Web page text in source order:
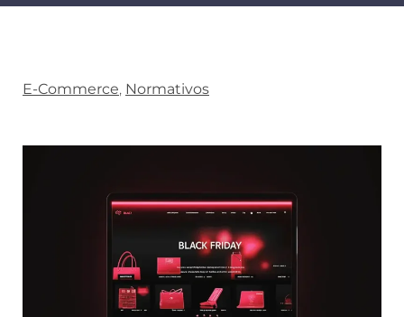
E-Commerce, Normativos